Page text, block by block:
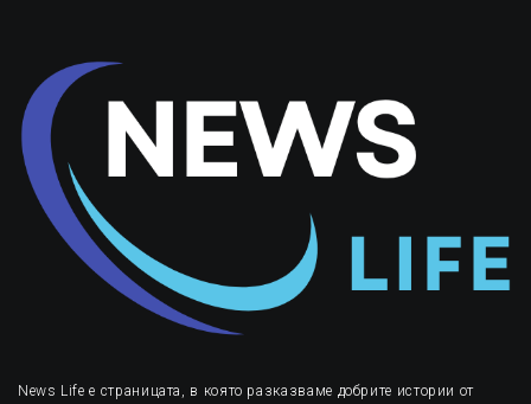
News Life е страницата, в която разказваме добрите истории от